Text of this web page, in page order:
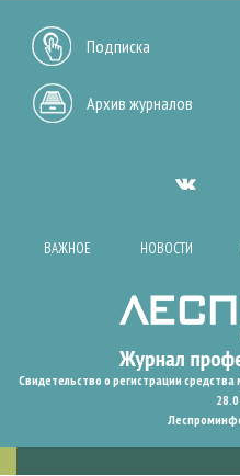
Подписка
Архив журналов
ВАЖНОЕ НОВОСТИ
Свидетельство о регистрации